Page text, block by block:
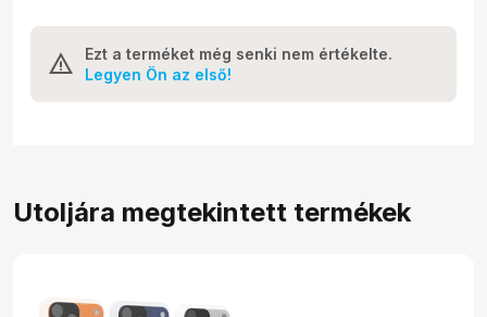
Ezt a terméket még senki nem értékelte.
Legyen Ön az első!
Utoljára megtekintett termékek